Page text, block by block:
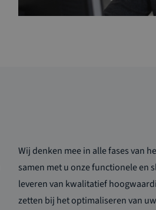
Wij denken mee in alle fases van
samen met u onze functionele en
leveren van kwalitatief
zetten bij het optimaliseren van